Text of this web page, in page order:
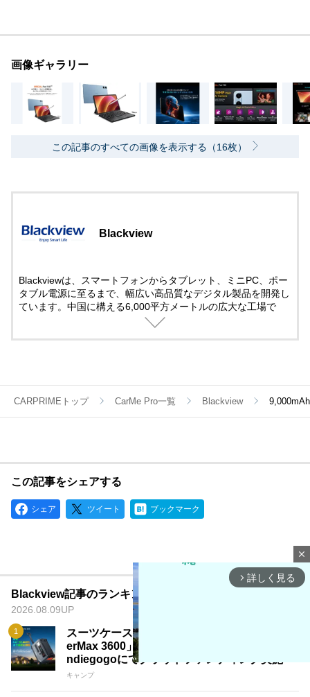
画像ギャラリー
この記事のすべての画像を表示する（16枚）
Blackview
Blackviewは、スマートフォンからタブレット、ミニPC、ポー
タブル電源に至るまで、幅広い高品質なデジタル製品を開発し
ています。中国に構える6,000平方メートルの広大な工場で
は、毎日1500～2000台のスマートフォンを世に送り出す実力
CARPRIMEトップ CarMe Pro一覧 Blackview
この記事をシェアする
シェア ツイート ブックマーク
Blackview記事のランキング
2026.08.09UP
スーツケース型ポータブル電源「OSCAL Pow
erMax 3600」発表！3600Wh大容量蓄電池、I
ndiegogoにてクラウドファンディング実施
キャンプ
close
arrow_forward_ios 詳しく見る